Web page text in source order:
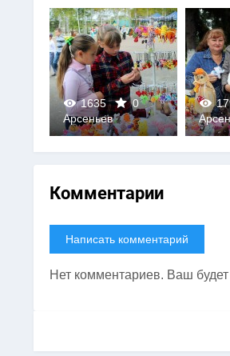
1635
0
0
Арсеньев
0
Комментарии
Написать комментарий
Нет комментариев. Ваш